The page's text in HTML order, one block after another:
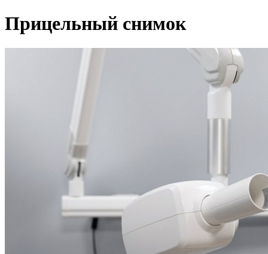
Прицельный снимок